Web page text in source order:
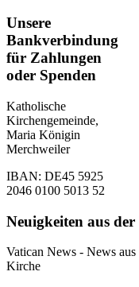
Unsere
Bankverbindung
für Zahlungen
oder Spenden
Katholische
Kirchengemeinde,
Maria Königin
Merchweiler
IBAN: DE45 5925
2046 0100 5013 52
Neuigkeiten aus
Vatican News - News
Kirche